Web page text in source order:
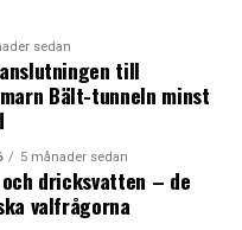
Det är något
pågår. Dessutom
förbindelser över
även att
genomförs på
objekten som
sedan
till
Bält-tunneln minst
5 månader sedan
dricksvatten – de
valfrågorna